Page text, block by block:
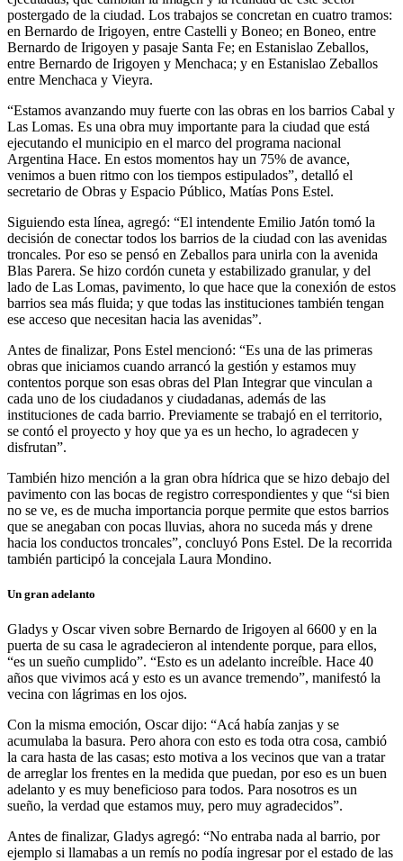
postergado de la ciudad. Los trabajos se concretan en cuatro tramos:
en Bernardo de Irigoyen, entre Castelli y Boneo; en Boneo, entre
Bernardo de Irigoyen y pasaje Santa Fe; en Estanislao Zeballos,
entre Bernardo de Irigoyen y Menchaca; y en Estanislao Zeballos
entre Menchaca y Vieyra.
“Estamos avanzando muy fuerte con las obras en los barrios Cabal y
Las Lomas. Es una obra muy importante para la ciudad que está
ejecutando el municipio en el marco del programa nacional
Argentina Hace. En estos momentos hay un 75% de avance,
venimos a buen ritmo con los tiempos estipulados”, detalló el
secretario de Obras y Espacio Público, Matías Pons Estel.
Siguiendo esta línea, agregó: “El intendente Emilio Jatón tomó la
decisión de conectar todos los barrios de la ciudad con las avenidas
troncales. Por eso se pensó en Zeballos para unirla con la avenida
Blas Parera. Se hizo cordón cuneta y estabilizado granular, y del
lado de Las Lomas, pavimento, lo que hace que la conexión de estos
barrios sea más fluida; y que todas las instituciones también tengan
ese acceso que necesitan hacia las avenidas”.
Antes de finalizar, Pons Estel mencionó: “Es una de las primeras
obras que iniciamos cuando arrancó la gestión y estamos muy
contentos porque son esas obras del Plan Integrar que vinculan a
cada uno de los ciudadanos y ciudadanas, además de las
instituciones de cada barrio. Previamente se trabajó en el territorio,
se contó el proyecto y hoy que ya es un hecho, lo agradecen y
disfrutan”.
También hizo mención a la gran obra hídrica que se hizo debajo del
pavimento con las bocas de registro correspondientes y que “si bien
no se ve, es de mucha importancia porque permite que estos barrios
que se anegaban con pocas lluvias, ahora no suceda más y drene
hacia los conductos troncales”, concluyó Pons Estel. De la recorrida
también participó la concejala Laura Mondino.
Un gran adelanto
Gladys y Oscar viven sobre Bernardo de Irigoyen al 6600 y en la
puerta de su casa le agradecieron al intendente porque, para ellos,
“es un sueño cumplido”. “Esto es un adelanto increíble. Hace 40
años que vivimos acá y esto es un avance tremendo”, manifestó la
vecina con lágrimas en los ojos.
Con la misma emoción, Oscar dijo: “Acá había zanjas y se
acumulaba la basura. Pero ahora con esto es toda otra cosa, cambió
la cara hasta de las casas; esto motiva a los vecinos que van a tratar
de arreglar los frentes en la medida que puedan, por eso es un buen
adelanto y es muy beneficioso para todos. Para nosotros es un
sueño, la verdad que estamos muy, pero muy agradecidos”.
Antes de finalizar, Gladys agregó: “No entraba nada al barrio, por
ejemplo si llamabas a un remís no podía ingresar por el estado de las